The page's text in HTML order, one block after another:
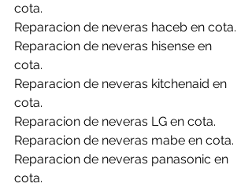
cota.
Reparacion de neveras haceb en cota.
Reparacion de neveras hisense en
cota.
Reparacion de neveras kitchenaid en
cota.
Reparacion de neveras LG en cota.
Reparacion de neveras mabe en cota.
Reparacion de neveras panasonic en
cota.